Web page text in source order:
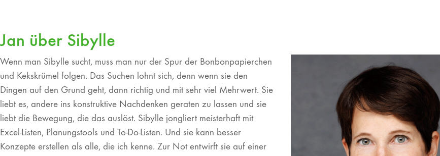
Jan über Sibylle
Wenn man Sibylle sucht, muss man nur der Spur der Bonbonpapierchen
und Kekskrümel folgen. Das Suchen lohnt sich, denn wenn sie den
Dingen auf den Grund geht, dann richtig und mit sehr viel Mehrwert. Sie
liebt es, andere ins konstruktive Nachdenken geraten zu lassen und sie
liebt die Bewegung, die das auslöst. Sibylle jongliert meisterhaft mit
Excel-Listen, Planungstools und To-Do-Listen. Und sie kann besser
Konzepte erstellen als alle, die ich kenne. Zur Not entwirft sie auf einer